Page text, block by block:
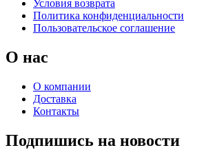
Условия возврата
Политика конфиденциальности
Пользовательское соглашение
О нас
О компании
Доставка
Контакты
Подпишись на новости